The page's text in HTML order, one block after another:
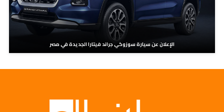
الإعلان عن سيارة سوزوكي جراند فيتارا الجديدة في مصر